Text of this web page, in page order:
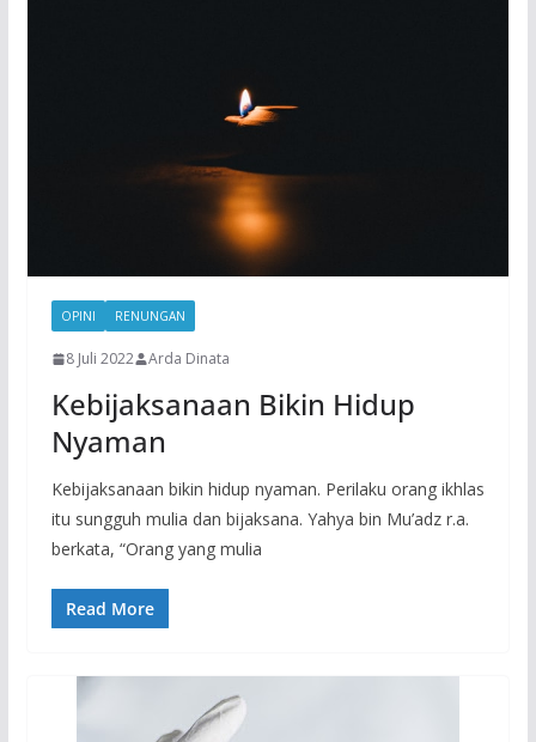
OPINI RENUNGAN
8 Juli 2022 Arda Dinata
Kebijaksanaan Bikin Hidup
Nyaman
Kebijaksanaan bikin hidup nyaman. Perilaku orang ikhlas
itu sungguh mulia dan bijaksana. Yahya bin Mu’adz r.a.
berkata, “Orang yang mulia
Read More